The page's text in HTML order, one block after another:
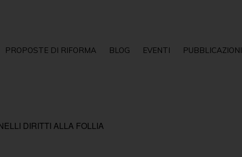
PROPOSTE DI RIFORMA BLOG EVENTI PUBBLICAZIONI
DIRITTI ALLA FOLLIA